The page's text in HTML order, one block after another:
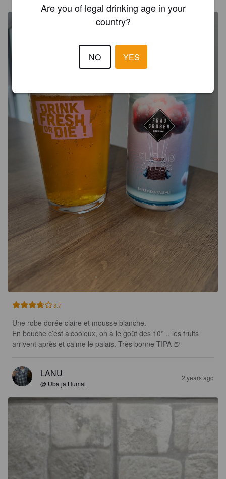
3.7
Une robe dorée claire et mousse blanche.
En bouche c’est alcooleux, on a le goût des 10° .. les fruits
arrivent après et calme le palais. Très bonne TIPA 🍺
LANU
@ Uba ja Humal
2 years ago
Are you of legal drinking age in your
country?
NO YES